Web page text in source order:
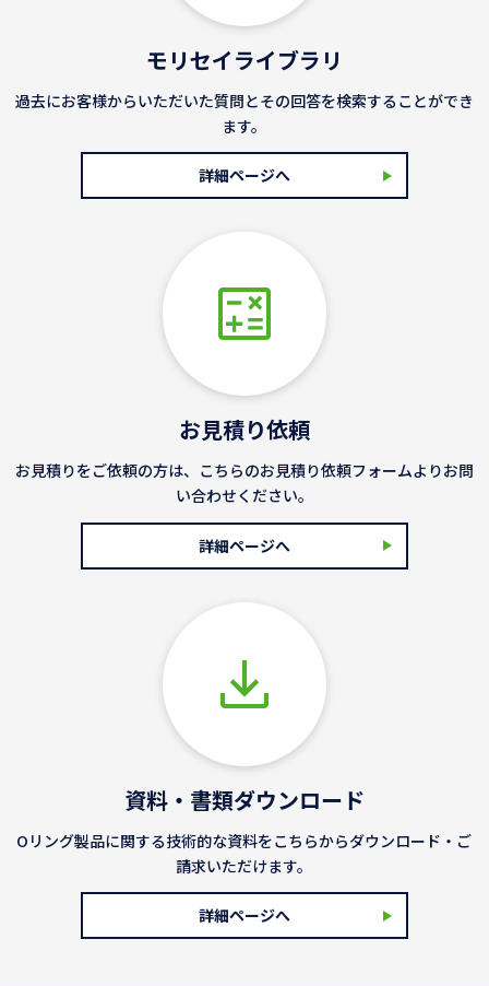
モリセイライブラリ
過去にお客様からいただいた質問とその回答を検索することができ
ます。
詳細ページへ
お見積り依頼
お見積りをご依頼の方は、こちらのお見積り依頼フォームよりお問
い合わせください。
詳細ページへ
資料・書類ダウンロード
Oリング製品に関する技術的な資料をこちらからダウンロード・ご
請求いただけます。
詳細ページへ